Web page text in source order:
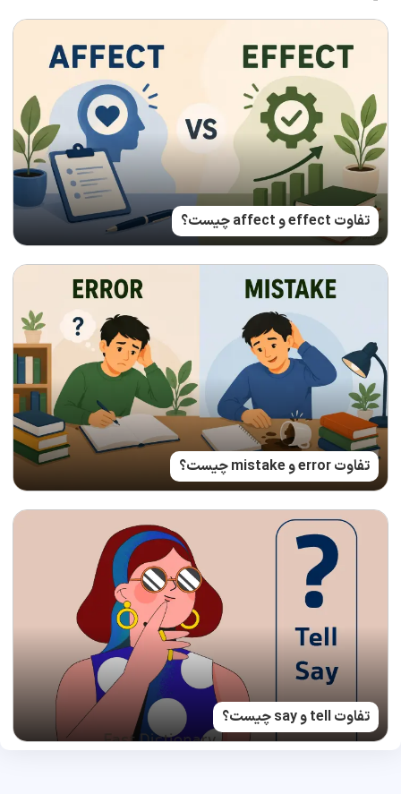
تفاوت effect و affect چیست؟
تفاوت error و mistake چیست؟
تفاوت tell و say چیست؟